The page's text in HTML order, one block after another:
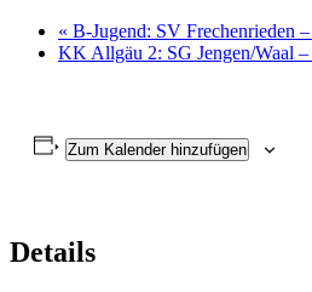
« B-Jugend: SV Frechenrieden
KK Allgäu 2: SG Jengen/Waal
Zum Kalender hinzufügen
Details